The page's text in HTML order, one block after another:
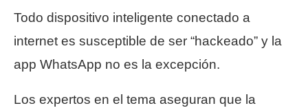
Todo dispositivo inteligente conectado a
internet es susceptible de ser “hackeado” y la
app WhatsApp no es la excepción.
Los expertos en el tema aseguran que la